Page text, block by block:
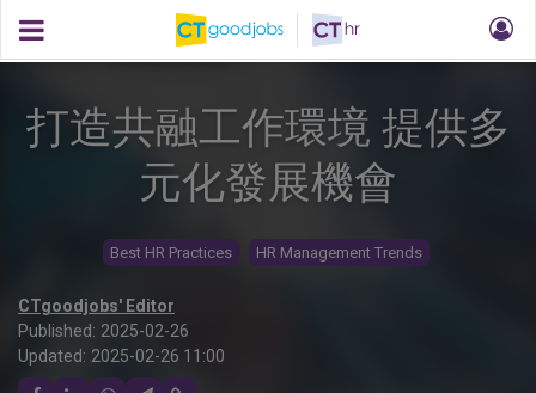
打造共融工作環境 提供多
元化發展機會
Best HR Practices HR Management Trends
CTgoodjobs' Editor
Published: 2025-02-26
Updated: 2025-02-26 11:00